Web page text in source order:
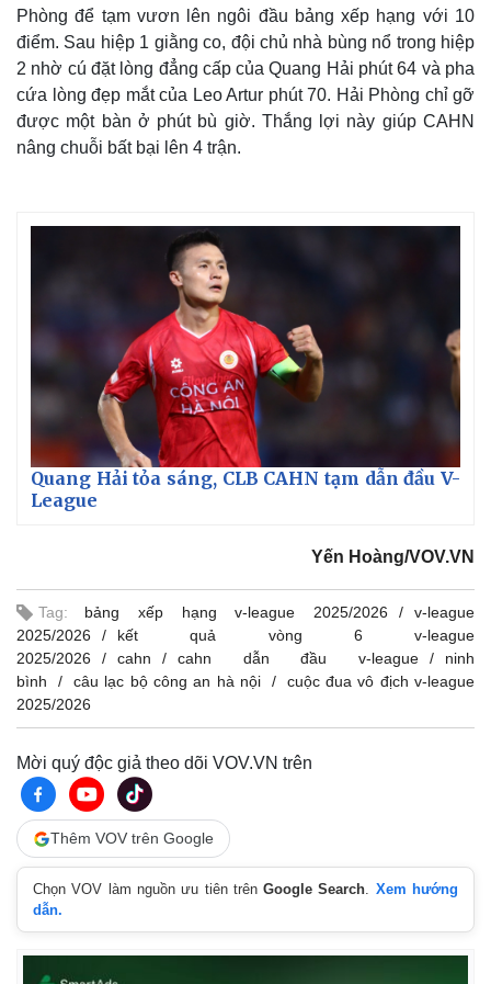
Cuộc sống đó đây
Hồ sơ
Ảnh
E-Magazine
Infographic
Phòng để tạm vươn lên ngôi đầu bảng xếp hạng với 10
điểm. Sau hiệp 1 giằng co, đội chủ nhà bùng nổ trong hiệp
2 nhờ cú đặt lòng đẳng cấp của Quang Hải phút 64 và pha
cứa lòng đẹp mắt của Leo Artur phút 70. Hải Phòng chỉ gỡ
được một bàn ở phút bù giờ. Thắng lợi này giúp CAHN
nâng chuỗi bất bại lên 4 trận.
Quang Hải tỏa sáng, CLB CAHN tạm dẫn đầu V-
League
Yến Hoàng/VOV.VN
Tag: bảng xếp hạng v-league 2025/2026
v-league
2025/2026
kết quả vòng 6 v-league
2025/2026
cahn cahn dẫn đầu v-league
ninh
bình
câu lạc bộ công an hà nội
cuộc đua vô địch v-league
2025/2026
Mời quý độc giả theo dõi VOV.VN trên
Thêm VOV trên Google
Chọn VOV làm nguồn ưu tiên trênGoogle Search. Xem hướng
dẫn.